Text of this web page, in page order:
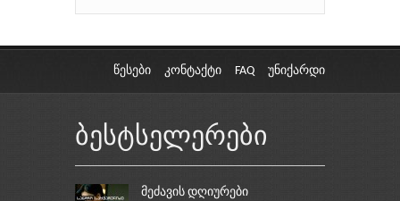
წესები კონტაქტი FAQ უნიქარდი
ბესტსელერები
მეძავის დღიურები